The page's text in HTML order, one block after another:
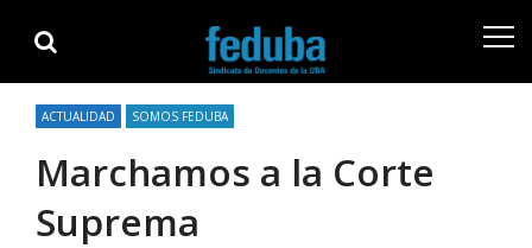
ACTUALIDAD SOMOS FEDUBA
Marchamos a la Corte
Suprema